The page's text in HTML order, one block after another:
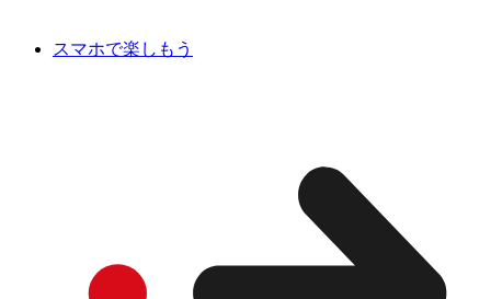
スマホで楽しもう